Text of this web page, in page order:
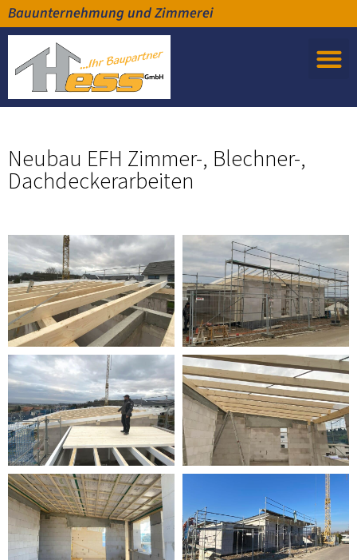
Bauunternehmung und Zimmerei
Neubau EFH Zimmer-, Blechner-,
Dachdeckerarbeiten